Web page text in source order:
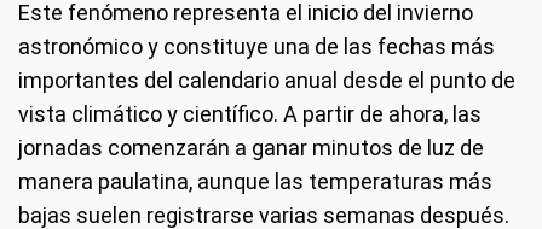
Este fenómeno representa el inicio del invierno
astronómico y constituye una de las fechas más
importantes del calendario anual desde el punto de
vista climático y científico. A partir de ahora, las
jornadas comenzarán a ganar minutos de luz de
manera paulatina, aunque las temperaturas más
bajas suelen registrarse varias semanas después.